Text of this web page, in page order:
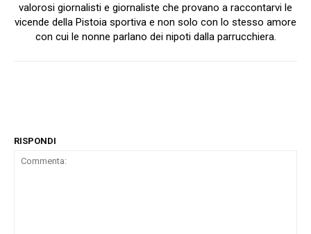
valorosi giornalisti e giornaliste che provano a raccontarvi le
vicende della Pistoia sportiva e non solo con lo stesso amore
con cui le nonne parlano dei nipoti dalla parrucchiera.
RISPONDI